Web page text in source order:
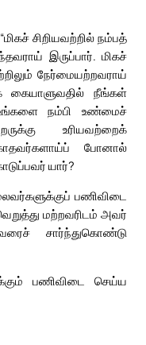
சிறியவற்றில் நம்பத்
இருப்பார். மிகச்
நேர்மையற்றவராய்
கையாளுவதில் நீங்கள்
நம்பி உண்மைச்
உரியவற்றைக்
போனால்
யார்?
பணிவிடை
மற்றவரிடம் அவர்
சார்ந்துகொண்டு
பணிவிடை செய்ய